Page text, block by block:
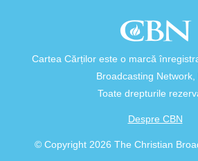
Cartea Cărților este o marcă
Broadcasting Network,
Toate drepturile
Despre CBN
© Copyright 2026 The Christian